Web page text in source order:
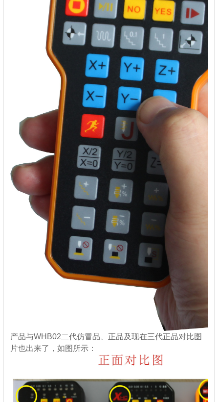
产品与WHB02二代仿冒品、正品及现在三代正品对比图
片也出来了，如图所示：